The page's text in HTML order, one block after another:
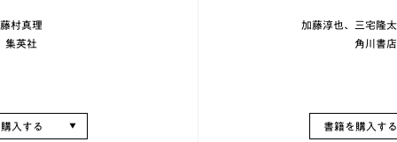
藤村真理
集英社
入する
加藤淳也、三宅隆
角川書店
書籍を購入する